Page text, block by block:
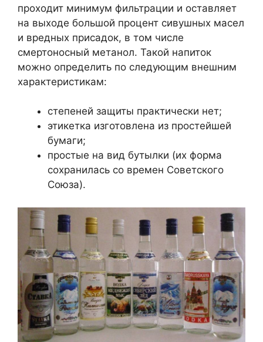
проходит минимум фильтрации и оставляет
на выходе большой процент сивушных масел
и вредных присадок, в том числе
смертоносный метанол. Такой напиток
можно определить по следующим внешним
характеристикам:
степеней защиты практически нет;
этикетка изготовлена ​​из простейшей
бумаги;
простые на вид бутылки (их форма
сохранилась со времен Советского
Союза).